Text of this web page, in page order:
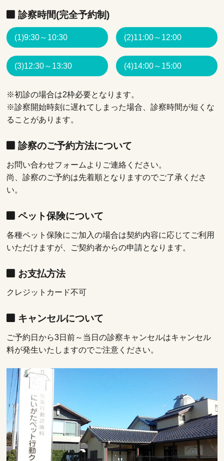
診察時間(完全予約制)
(1)9:30～10:30 (2)11:00～12:00
(3)12:30～13:30 (4)14:00～15:00
※初診の場合は2枠必要となります。
※診察開始時刻に遅れてしまった場合、診察時間が短くな
ることがあります。
診察のご予約方法について
お問い合わせフォームよりご連絡ください。
尚、診察のご予約は先着順となりますのでご了承くださ
い。
ペット保険について
各種ペット保険にご加入の場合は契約内容に応じてご利用
いただけますが、ご契約者からの申請となります。
お支払方法
クレジットカード不可
キャンセルについて
ご予約日から3日前～当日の診察キャンセルはキャンセル
料が発生いたしますのでご注意ください。